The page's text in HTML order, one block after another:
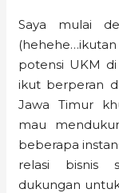
Saya mulai
potensi UKM
ikut berperan
Jawa Timur
mau
beberapa
relasi bisnis
dukungan